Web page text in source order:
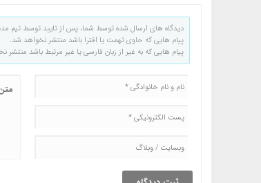
دیدگاه های ارسال شده توسط شما، پس از تایید توسط تیم
پیام هایی که حاوی تهمت یا افترا باشد منتشر نخواهد شد.
پیام هایی که به غیر از زبان فارسی یا غیر مرتبط باشد منتشر